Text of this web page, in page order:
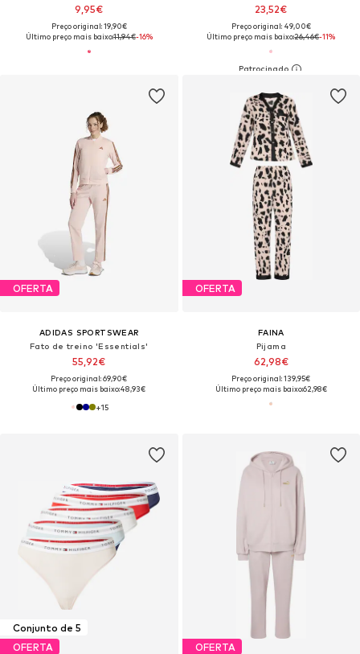
9,95€
Preço original: 19,90€
Último preço mais baixo:11,94€-16%
23,52€
Preço original: 49,00€
Último preço mais baixo:26,46€-11%
OFERTA
ADIDAS SPORTSWEAR
Fato de treino 'Essentials'
55,92€
Preço original: 69,90€
Último preço mais baixo:48,93€
+15
OFERTA
FAINA
Pijama
62,98€
Preço original: 139,95€
Último preço mais baixo:62,98€
Conjunto de 5
OFERTA
OFERTA